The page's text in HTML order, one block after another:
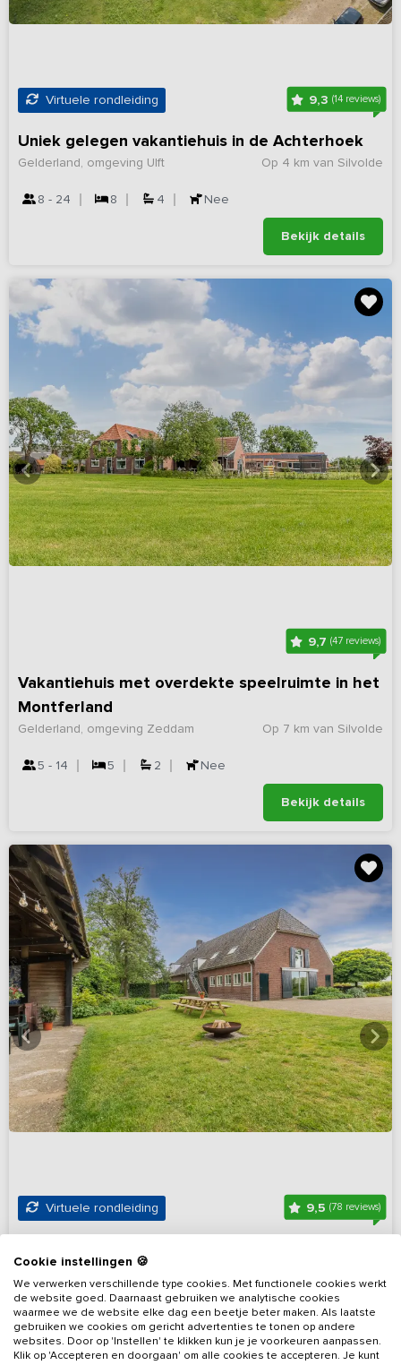
Virtuele rondleiding 9,3(14 reviews)
Uniek gelegen vakantiehuis in de Achterhoek
Op 4 km van Silvolde
Gelderland, omgeving Ulft
8 - 24 8 4 Nee
Bekijk details
9,7(47 reviews)
Vakantiehuis met overdekte speelruimte in het
Montferland
Op 7 km van Silvolde
Gelderland, omgeving Zeddam
5 - 14 5 2 Nee
Bekijk details
Virtuele rondleiding 9,5(78 reviews)
Op 8 km van Silvolde
Gelderland, omgeving Aalten
9 - 18 7 3 Nee
Cookie instellingen 🍪
We verwerken verschillende type cookies. Met functionele cookies werkt
de website goed. Daarnaast gebruiken we analytische cookies
waarmee we de website elke dag een beetje beter maken. Als laatste
gebruiken we cookies om gericht advertenties te tonen op andere
websites. Door op 'Instellen' te klikken kun je je voorkeuren aanpassen.
Klik op 'Accepteren en doorgaan' om alle cookies te accepteren. Je kunt